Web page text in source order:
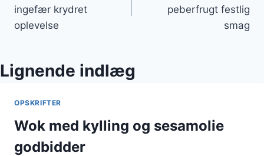
ingefær krydret
oplevelse
peberfrugt festlig
smag
Lignende indlæg
OPSKRIFTER
Wok med kylling og sesamolie
godbidder